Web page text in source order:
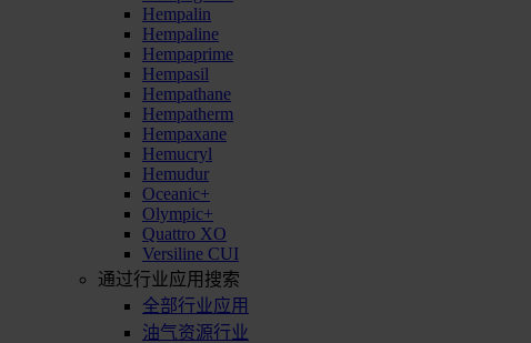
Hempalin
Hempaline
Hempaprime
Hempasil
Hempathane
Hempatherm
Hempaxane
Hemucryl
Hemudur
Oceanic+
Olympic+
Quattro XO
Versiline CUI
通过行业应用搜索
全部行业应用
油气资源行业